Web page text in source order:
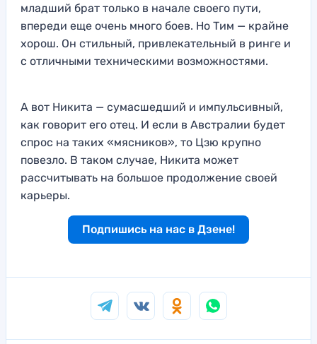
младший брат только в начале своего пути,
впереди еще очень много боев. Но Тим — крайне
хорош. Он стильный, привлекательный в ринге и
с отличными техническими возможностями.
А вот Никита — сумасшедший и импульсивный,
как говорит его отец. И если в Австралии будет
спрос на таких «мясников», то Цзю крупно
повезло. В таком случае, Никита может
рассчитывать на большое продолжение своей
карьеры.
Подпишись на нас в Дзене!